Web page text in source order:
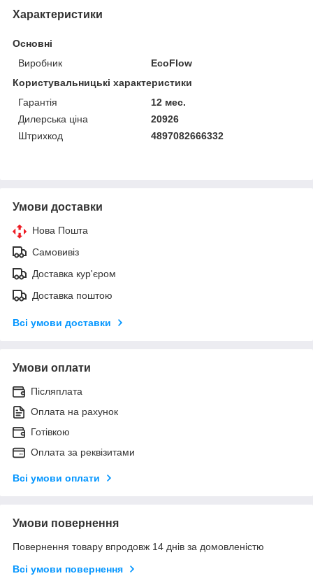
Характеристики
Основні
Виробник
EcoFlow
Користувальницькі характеристики
Гарантія
12 мес.
Дилерська ціна
20926
Штрихкод
4897082666332
Умови доставки
Нова Пошта
Самовивіз
Доставка кур'єром
Доставка поштою
Всі умови доставки
Умови оплати
Післяплата
Оплата на рахунок
Готівкою
Оплата за реквізитами
Всі умови оплати
Умови повернення
Повернення товару впродовж 14 днів за домовленістю
Всі умови повернення